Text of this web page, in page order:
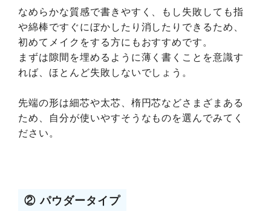
なめらかな質感で書きやすく、もし失敗しても指
や綿棒ですぐにぼかしたり消したりできるため、
初めてメイクをする方にもおすすめです。
まずは隙間を埋めるように薄く書くことを意識す
れば、ほとんど失敗しないでしょう。
先端の形は細芯や太芯、楕円芯などさまざまある
ため、自分が使いやすそうなものを選んでみてく
ださい。
② パウダータイプ